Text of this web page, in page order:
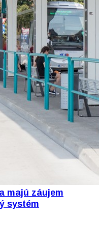
majú záujem
systém